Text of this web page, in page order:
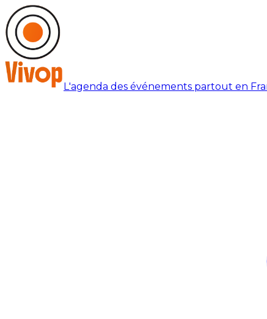
L'agenda des événements partout en